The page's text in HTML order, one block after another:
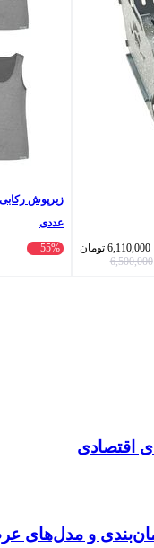
6,110,000 تومان
6,500,000
عددی
55%
اقتصادی
و مدل‌های